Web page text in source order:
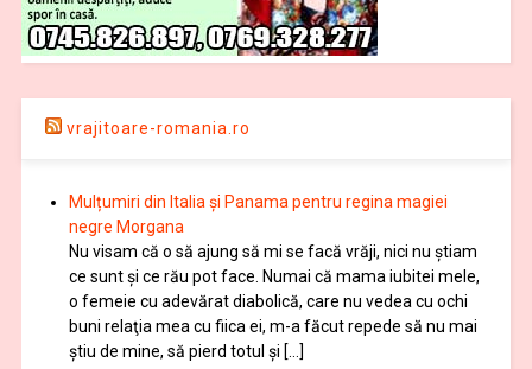
vrajitoare-romania.ro
Mulțumiri din Italia și Panama pentru regina magiei
negre Morgana
Nu visam că o să ajung să mi se facă vrăji, nici nu știam
ce sunt și ce rău pot face. Numai că mama iubitei mele,
o femeie cu adevărat diabolică, care nu vedea cu ochi
buni relaţia mea cu fiica ei, m-a făcut repede să nu mai
ştiu de mine, să pierd totul şi […]